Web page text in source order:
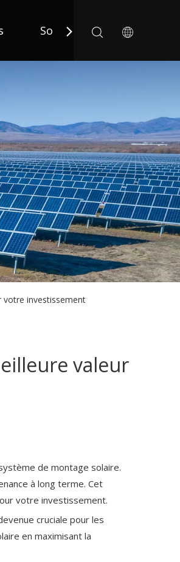
Solution Application
votre investissement
valeur
de montage solaire.
à long terme. Cet
votre investissement.
cruciale pour les
en maximisant la